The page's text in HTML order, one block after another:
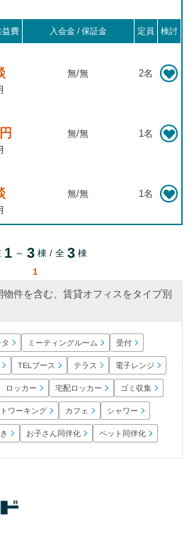
益費 入会金 / 保証金 定員 検討
無/無 2名
無/無 1名
無/無 1名
1 ～3 棟 / 全3 棟
1
件を含む、賃貸オフィスをタイプ別
ミーティングルーム 受付
TELブース テラス 電子レンジ
ロッカー 宅配ロッカー ゴミ収集
ワーキング カフェ シャワー
お子さん同伴化 ペット同伴化